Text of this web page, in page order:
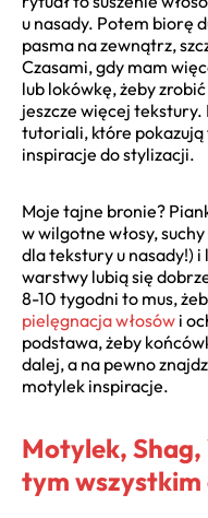
u nasady. Potem biorę
pasma na zewnątrz,
Czasami, gdy mam
lub lokówkę, żeby
jeszcze więcej tekstury.
tutoriali, które
inspiracje do stylizacji.
Moje tajne bronie?
w wilgotne włosy,
dla tekstury u nasady!)
warstwy lubią się
8-10 tygodni to mus,
pielęgnacja włosów i
podstawa, żeby
dalej, a na pewno
motylek inspiracje.
Motylek,
tym wszystkim